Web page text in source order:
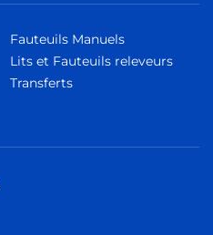
Fauteuils Manuels
Lits et Fauteuils releveurs
Transferts